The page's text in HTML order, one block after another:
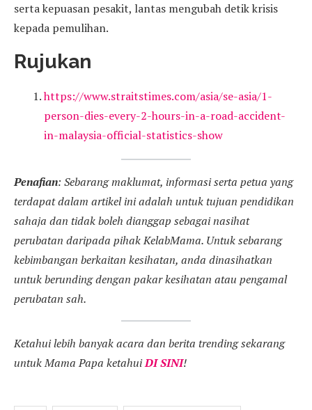
serta kepuasan pesakit, lantas mengubah detik krisis
kepada pemulihan.
Rujukan
https://www.straitstimes.com/asia/se-asia/1-
person-dies-every-2-hours-in-a-road-accident-
in-malaysia-official-statistics-show
Penafian: Sebarang maklumat, informasi serta petua yang
terdapat dalam artikel ini adalah untuk tujuan pendidikan
sahaja dan tidak boleh dianggap sebagai nasihat
perubatan daripada pihak KelabMama. Untuk sebarang
kebimbangan berkaitan kesihatan, anda dinasihatkan
untuk berunding dengan pakar kesihatan atau pengamal
perubatan sah.
Ketahui lebih banyak acara dan berita trending sekarang
untuk Mama Papa ketahuiDI SINI!